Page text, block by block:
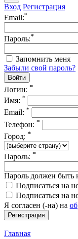
Вход Регистрация
Email:*
Пароль:*
Запомнить меня
Забыли свой пароль?
Логин: *
Имя: *
Email: *
Телефон: *
Город: *
Пароль: *
Пароль должен быть
Подписаться на
Подписаться на
Я согласен (-на) на
Главная